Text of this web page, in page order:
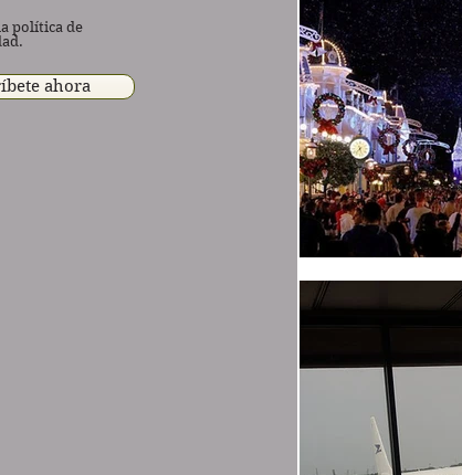
política de
ahora